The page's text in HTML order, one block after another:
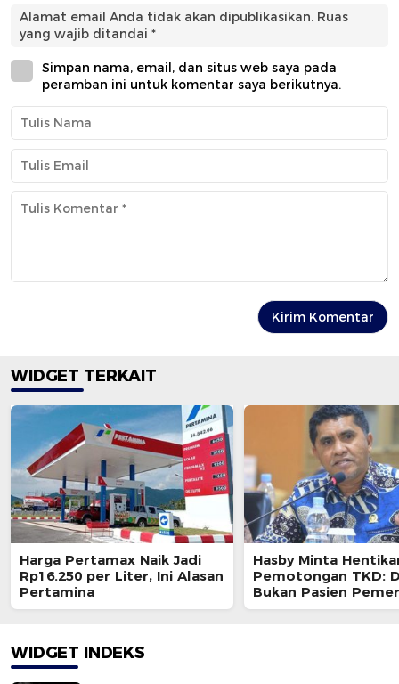
Alamat email Anda tidak akan dipublikasikan. Ruas
yang wajib ditandai *
Simpan nama, email, dan situs web saya pada
peramban ini untuk komentar saya berikutnya.
WIDGET TERKAIT
Harga Pertamax Naik Jadi
Rp16.250 per Liter, Ini Alasan
Pertamina
Hasby Minta
Pemotongan TKD:
Bukan Pasien
Pusat
WIDGET INDEKS